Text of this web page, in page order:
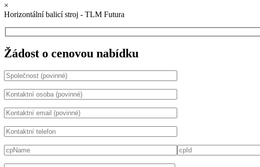
×
Horizontální balicí stroj - TLM Futura
Žádost o cenovou nabídku